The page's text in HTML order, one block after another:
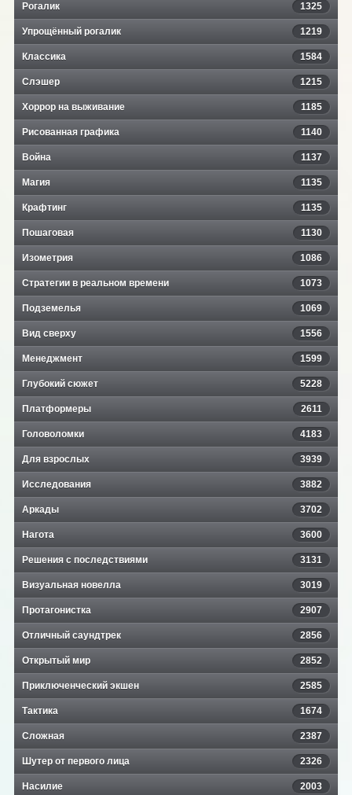
Рогалик 1325
Упрощённый рогалик 1219
Классика 1584
Слэшер 1215
Хоррор на выживание 1185
Рисованная графика 1140
Война 1137
Магия 1135
Крафтинг 1135
Пошаговая 1130
Изометрия 1086
Стратегии в реальном времени 1073
Подземелья 1069
Вид сверху 1556
Менеджмент 1599
Глубокий сюжет 5228
Платформеры 2611
Головоломки 4183
Для взрослых 3939
Исследования 3882
Аркады 3702
Нагота 3600
Решения с последствиями 3131
Визуальная новелла 3019
Протагонистка 2907
Отличный саундтрек 2856
Открытый мир 2852
Приключенческий экшен 2585
Тактика 1674
Сложная 2387
Шутер от первого лица 2326
Насилие 2003